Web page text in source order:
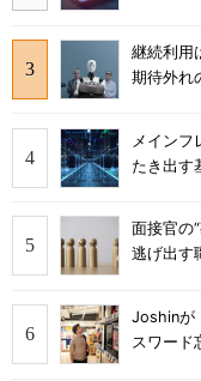
継続利用
期待外れ
メイン
たき出す
面接官の
逃げ出す
Joshinが
スワード